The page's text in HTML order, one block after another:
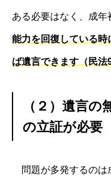
ある必要はなく、成年
能力を回復している
ば遺言できます（民法
（２）遺言
の立証が必要
問題が多発するのは